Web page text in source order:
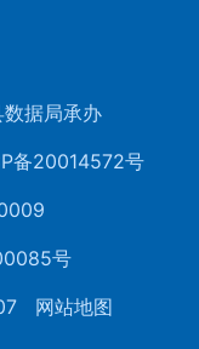
据局承办
备20014572号
号
网站地图